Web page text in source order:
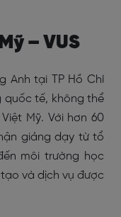
– VUS
Anh tại TP Hồ Chí
quốc tế, không thể
Mỹ. Với hơn 60
giảng dạy từ tổ
môi trường học
và dịch vụ được